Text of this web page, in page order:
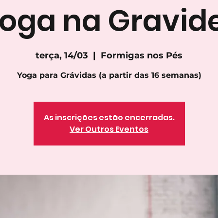
na
terça, 14/03
  |
Formigas nos Pés
Yoga para Grávidas (a partir das 16 semanas)
As inscrições estão encerradas.
Ver Outros Eventos